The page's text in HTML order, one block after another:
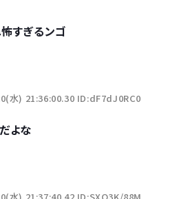
すぎるンゴ
水) 21:36:00.30 ID:dF7dJ0RC0
よな
水) 21:37:40.42 ID:SXQ3K/88M